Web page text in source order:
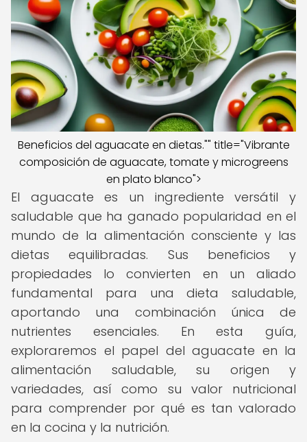
Beneficios del aguacate en dietas."" title="Vibrante
composición de aguacate, tomate y microgreens
en plato blanco">
El aguacate es un ingrediente versátil y
saludable que ha ganado popularidad en el
mundo de la alimentación consciente y las
dietas equilibradas. Sus beneficios y
propiedades lo convierten en un aliado
fundamental para una dieta saludable,
aportando una combinación única de
nutrientes esenciales. En esta guía,
exploraremos el papel del aguacate en la
alimentación saludable, su origen y
variedades, así como su valor nutricional
para comprender por qué es tan valorado
en la cocina y la nutrición.